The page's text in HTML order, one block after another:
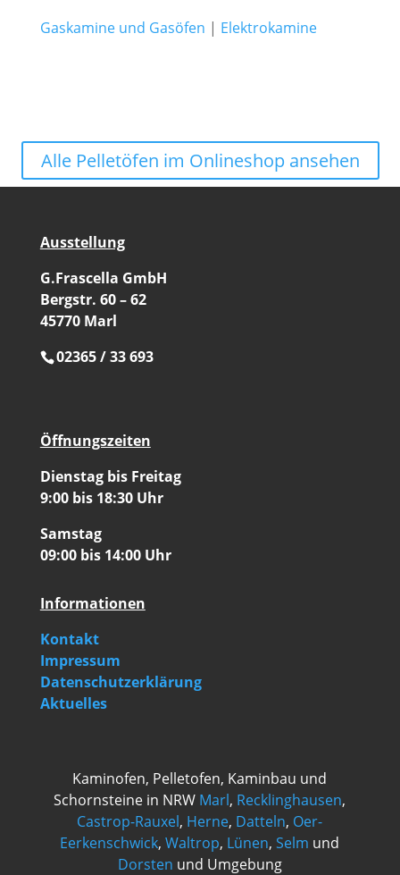
Gaskamine und Gasöfen | Elektrokamine
Alle Pelletöfen im Onlineshop ansehen
Ausstellung
G.Frascella GmbH
Bergstr. 60 – 62
45770 Marl
02365 / 33 693
Öffnungszeiten
Dienstag bis Freitag
9:00 bis 18:30 Uhr
Samstag
09:00 bis 14:00 Uhr
Informationen
Kontakt
Impressum
Datenschutzerklärung
Aktuelles
Kaminofen, Pelletofen, Kaminbau und
Schornsteine in NRW Marl, Recklinghausen,
Castrop-Rauxel, Herne, Datteln, Oer-
Eerkenschwick,Waltrop, Lünen,Selm und
Dorsten und Umgebung